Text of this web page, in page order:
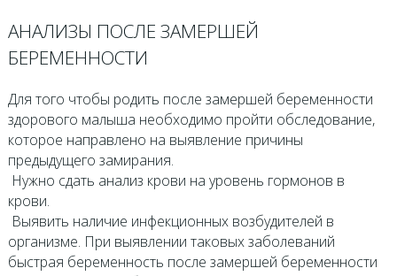
АНАЛИЗЫ ПОСЛЕ ЗАМЕРШЕЙ
БЕРЕМЕННОСТИ
Для того чтобы родить после замершей беременности
здорового малыша необходимо пройти обследование,
которое направлено на выявление причины
предыдущего замирания.
­ Нужно сдать анализ крови на уровень гормонов в
крови.
­ Выявить наличие инфекционных возбудителей в
организме. При выявлении таковых заболеваний
быстрая беременность после замершей беременности